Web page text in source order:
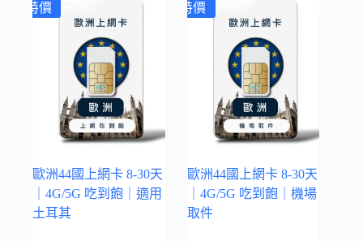
特價
歐洲44國上網卡 8-30天
｜4G/5G 吃到飽｜適用
土耳其
特價
歐洲44國上網卡 8-30天
｜4G/5G 吃到飽｜機場
取件